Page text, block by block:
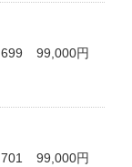
699 99,000円
701 99,000円